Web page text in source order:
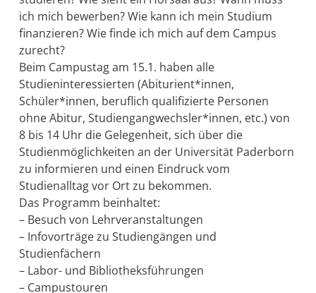
ich mich bewerben? Wie kann ich mein Studium
finanzieren? Wie finde ich mich auf dem Campus
zurecht?
Beim Campustag am 15.1. haben alle
Studieninteressierten (Abiturient*innen,
Schüler*innen, beruflich qualifizierte Personen
ohne Abitur, Studiengangwechsler*innen, etc.) von
8 bis 14 Uhr die Gelegenheit, sich über die
Studienmöglichkeiten an der Universität Paderborn
zu informieren und einen Eindruck vom
Studienalltag vor Ort zu bekommen.
Das Programm beinhaltet:
– Besuch von Lehrveranstaltungen
– Infovorträge zu Studiengängen und
Studienfächern
– Labor- und Bibliotheksführungen
– Campustouren